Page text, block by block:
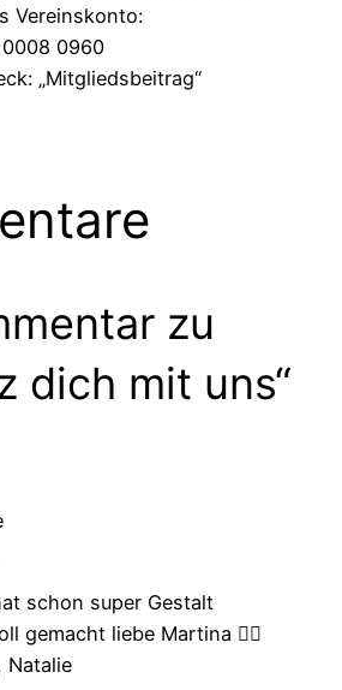
Vereinskonto:
0960
„Mitgliedsbeitrag“
zu
dich mit uns“
schon super Gestalt
gemacht liebe Martina 👌🏻
Natalie